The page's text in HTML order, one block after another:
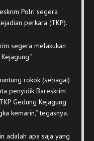
Polri segera
perkara (TKP).
segera melakukan
rokok (sebagai)
penyidik Bareskrim
Gedung Kejagung
kemarin,” tegasnya.
adalah apa saja yang